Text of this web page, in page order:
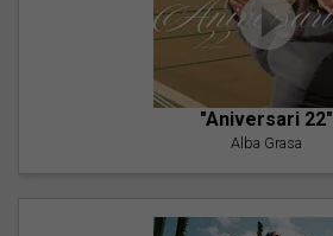
"Aniversari 22"
Alba Grasa